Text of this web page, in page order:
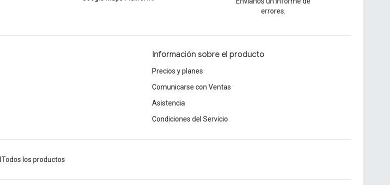
errores.
Información sobre el producto
Precios y planes
Comunicarse con Ventas
Asistencia
Condiciones del Servicio
Todos los productos